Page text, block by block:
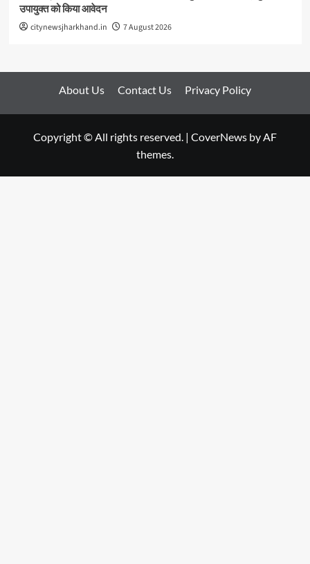
उपायुक्त को किया आवेदन
citynewsjharkhand.in 7 August 2026
About Us Contact Us Privacy Policy
Copyright © All rights reserved. | CoverNews by AF
themes.